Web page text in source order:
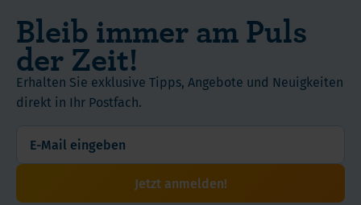
Bleib immer am Puls
der Zeit!
Erhalten Sie exklusive Tipps, Angebote und Neuigkeiten
direkt in Ihr Postfach.
Jetzt anmelden!